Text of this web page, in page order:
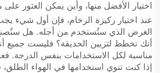
اختيار الأفضل منها، وأين يمكن العثور
عند اختيار ركيزة الرخام، فإن أول شيء
الغرض الذي ستُستخدم من أجله. هل
أنك تخطط لتزيين الحديقة؟ فليست جميع
مناسبة لكل الاستخدامات بنفس الدرجة.
إذا كنت تنوي استخدامها في الهواء